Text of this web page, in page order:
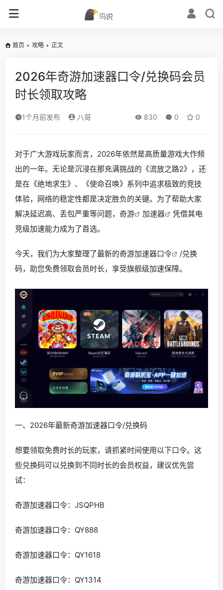
首页 • 攻略 • 正文
2026年奇游加速器口令/兑换码会员
时长领取攻略
1个月前发布 八哥 830 0 0
对于广大游戏玩家而言，2026年依然是高质量游戏大作频
出的一年。无论是沉浸在那充满挑战的《流放之路2》，还
是在《绝地求生》、《使命召唤》系列中追求极致的竞技
体验，网络的稳定性都是决定胜负的关键。为了帮助大家
解决延迟高、丢包严重等问题， 奇游 加速器
凭借其电
竞级加速能力成为了首选。
今天，我们为大家整理了最新的奇游加速器口令
/兑换
码，助您免费领取会员时长，享受旗舰级加速保障。
一、2026年最新奇游加速器口令/兑换码
想要领取免费时长的玩家，请抓紧时间使用以下口令。这
些兑换码可以兑换到不同时长的会员权益，建议优先尝
试：
奇游加速器口令：JSQPHB
奇游加速器口令：QY888
奇游加速器口令：QY1618
奇游加速器口令：QY1314